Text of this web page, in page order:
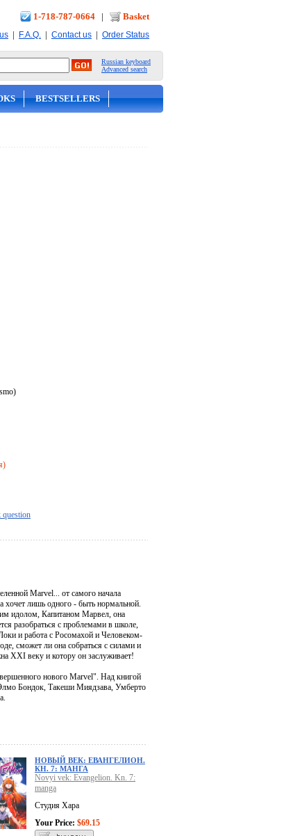
1-718-787-0664 | Basket
| F.A.Q. | Contact us | Order Status
Russian keyboard
Advanced search
BESTSELLERS
question
Marvel... от самого начала
хочет лишь одного - быть нормальной.
идолом, Капитаном Марвел, она
разобраться с проблемами в школе,
и работа с Росомахой и Человеком-
сможет ли она собраться с силами и
XXI веку и котору он заслуживает!
нового Marvel". Над книгой
Бондок, Такеши Миядзава, Умберто
НОВЫЙ ВЕК: ЕВАНГЕЛИОН.
КН. 7: МАНГА
Novyi vek: Evangelion. Kn. 7:
manga
Студия Хара
Your Price: $69.15